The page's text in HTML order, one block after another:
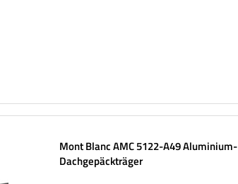
Mont Blanc AMC 5122-A49 Aluminium-
Dachgepäckträger